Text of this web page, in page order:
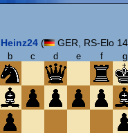
Heinz24( GER, RS-Elo
b c d e f
g